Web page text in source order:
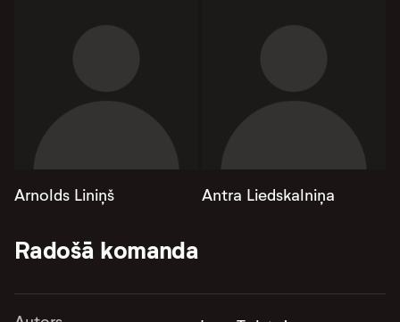
Arnolds Liniņš Antra Liedskalniņa
Radošā komanda